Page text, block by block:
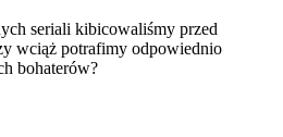
seriali kibicowaliśmy przed
wciąż potrafimy odpowiednio
bohaterów?